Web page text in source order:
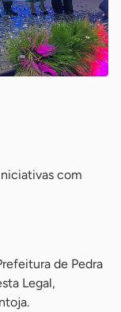
com
de Pedra
Legal,